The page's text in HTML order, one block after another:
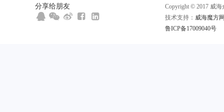
分享给朋友
Copyright © 2017 威
技术支持： 威海魔方
鲁ICP备17009040号